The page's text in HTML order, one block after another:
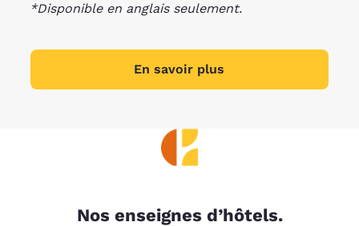
*Disponible en anglais seulement.
En savoir plus
Nos enseignes d’hôtels.